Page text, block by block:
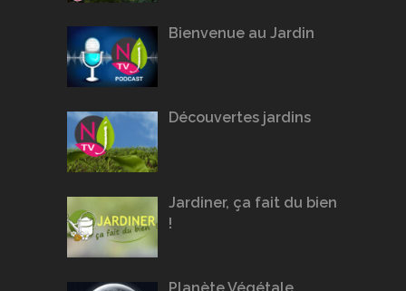
Bienvenue au Jardin
Découvertes jardins
Jardiner, ça fait du bien
!